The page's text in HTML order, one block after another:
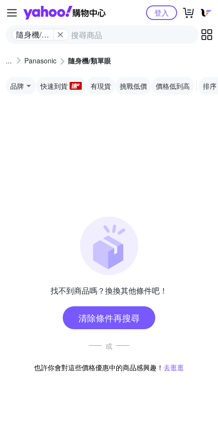
Yahoo購物中心
隨身機/類
登入
Panasonic 隨身機/類單眼
品牌 快速到貨 有現貨 挑戰低價 價格低到高 排序
找不到商品嗎？換換其他條件吧！
清除條件再搜尋
或
也許你會對這些價格優惠中的商品感興趣！ 去逛逛